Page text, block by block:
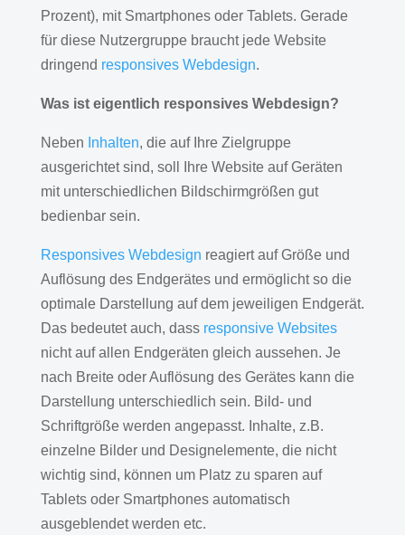
Prozent), mit Smartphones oder Tablets. Gerade
für diese Nutzergruppe braucht jede Website
dringend responsives Webdesign.
Was ist eigentlich responsives Webdesign?
Neben Inhalten, die auf Ihre Zielgruppe
ausgerichtet sind, soll Ihre Website auf Geräten
mit unterschiedlichen Bildschirmgrößen gut
bedienbar sein.
Responsives Webdesign reagiert auf Größe und
Auflösung des Endgerätes und ermöglicht so die
optimale Darstellung auf dem jeweiligen Endgerät.
Das bedeutet auch, dass responsive Websites
nicht auf allen Endgeräten gleich aussehen. Je
nach Breite oder Auflösung des Gerätes kann die
Darstellung unterschiedlich sein. Bild- und
Schriftgröße werden angepasst. Inhalte, z.B.
einzelne Bilder und Designelemente, die nicht
wichtig sind, können um Platz zu sparen auf
Tablets oder Smartphones automatisch
ausgeblendet werden etc.